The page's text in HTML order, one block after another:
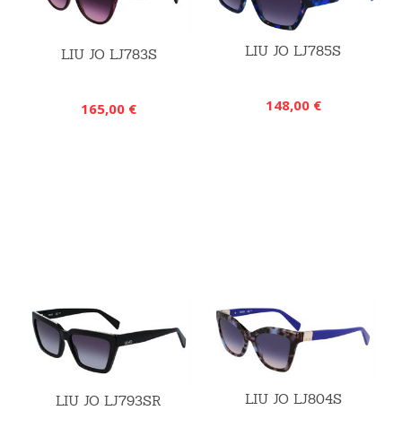
LIU JO LJ783S
165,00 €
LIU JO LJ785S
148,00 €
LIU JO LJ793SR LIU JO LJ804S